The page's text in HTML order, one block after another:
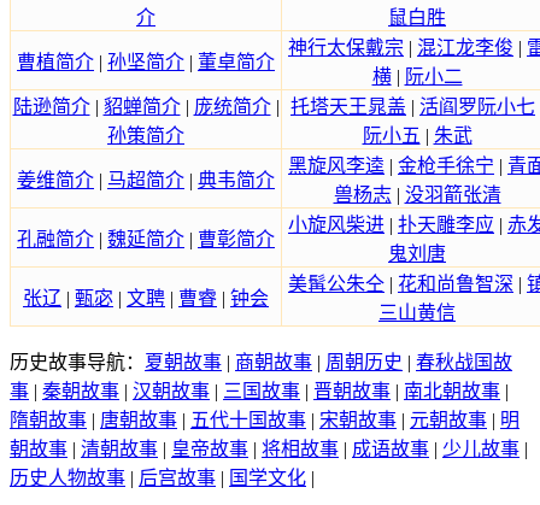
介
鼠白胜
曹植简介 | 孙坚简介 | 董卓简介
神行太保戴宗 | 混江龙李俊 |
横| 阮小二
陆逊简介| 貂蝉简介| 庞统简介|
孙策简介
托塔天王晁盖 | 活阎罗阮小七
阮小五 | 朱武
姜维简介 | 马超简介 | 典韦简介
黑旋风李逵 | 金枪手徐宁 | 青
兽杨志| 没羽箭张清
孔融简介 | 魏延简介 | 曹彰简介
小旋风柴进 | 扑天雕李应 | 赤
鬼刘唐
张辽 | 甄宓 | 文聘 | 曹睿 | 钟会
美髯公朱仝 | 花和尚鲁智深 |
三山黄信
历史故事导航： 夏朝故事 | 商朝故事 | 周朝历史 | 春秋战国故
事 | 秦朝故事 | 汉朝故事 | 三国故事 | 晋朝故事 | 南北朝故事 |
隋朝故事 | 唐朝故事 | 五代十国故事 | 宋朝故事 | 元朝故事 | 明
朝故事 | 清朝故事 | 皇帝故事 | 将相故事 | 成语故事 | 少儿故事 |
历史人物故事 | 后宫故事 | 国学文化 |